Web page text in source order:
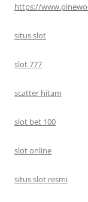
https://
situs slot
slot 777
scatter hitam
slot bet 100
slot online
situs slot resmi